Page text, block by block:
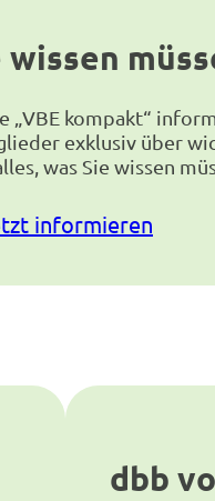
wissen
„VBE kompakt“
exklusiv über
was Sie wissen
informieren
dbb